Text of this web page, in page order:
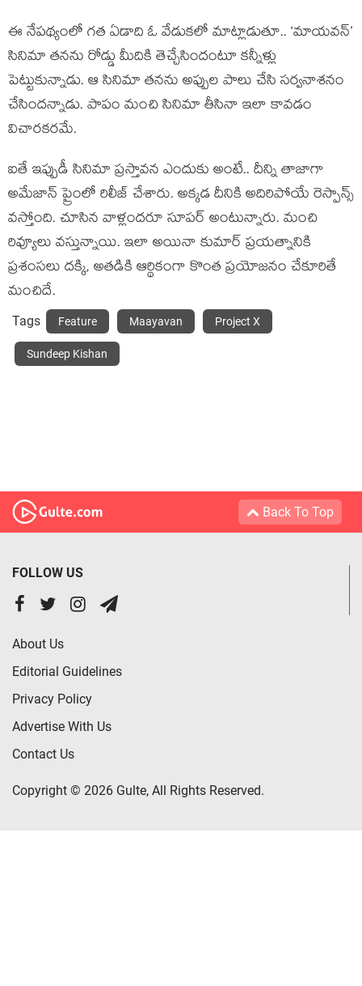
ఈ నేపథ్యంలో గత ఏడాది ఓ వేడుకలో మాట్లాడుతూ.. ‘మాయవన్’
సినిమా తనను రోడ్డు మీదికి తెచ్చేసిందంటూ కన్నీళ్లు
పెట్టుకున్నాడు. ఆ సినిమా తనను అప్పుల పాలు చేసి సర్వనాశనం
చేసిందన్నాడు. పాపం మంచి సినిమా తీసినా ఇలా కావడం
విచారకరమే.
ఐతే ఇప్పుడీ సినిమా ప్రస్తావన ఎందుకు అంటే.. దీన్ని తాజాగా
అమేజాన్ ప్రైంలో రిలీజ్ చేశారు. అక్కడ దీనికి అదిరిపోయే రెస్పాన్స్
వస్తోంది. చూసిన వాళ్లందరూ సూపర్ అంటున్నారు. మంచి
రివ్యూలు వస్తున్నాయి. ఇలా అయినా కుమార్ ప్రయత్నానికి
ప్రశంసలు దక్కి, అతడికి ఆర్థికంగా కొంత ప్రయోజనం చేకూరితే
మంచిదే.
Tags Feature Maayavan Project X
Sundeep Kishan
Back To Top
FOLLOW US
About Us
Editorial Guidelines
Privacy Policy
Advertise With Us
Contact Us
Copyright © 2026 Gulte, All Rights Reserved.